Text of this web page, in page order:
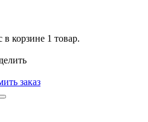
в корзине 1 товар.
заказ